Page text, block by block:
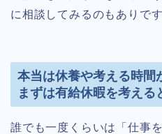
に相談してみるのもありです
本当は休養や考える時間
まずは有給休暇を考える
誰でも一度くらいは「仕事